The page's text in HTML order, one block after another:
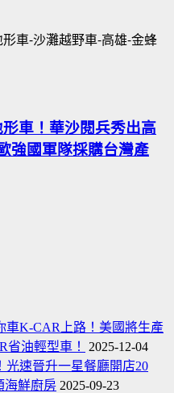
車！華沙閱兵秀出高
強國軍隊採購台灣產
車K-CAR上路！美國將生產
省油輕型車！
2025-12-04
光速晉升一星餐廳開店20
海鮮廚房 2025-09-23